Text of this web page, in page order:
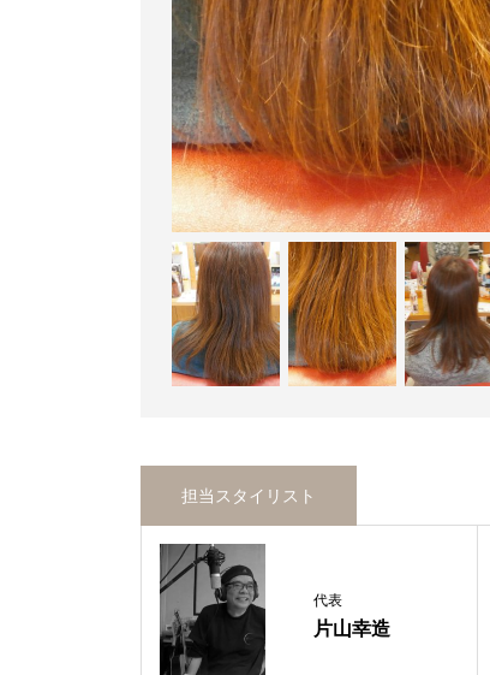
担当スタイリスト
代表
片山幸造